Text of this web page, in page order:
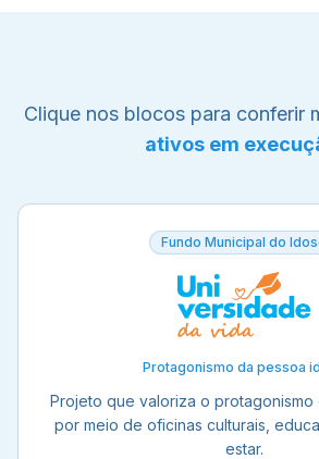
Clique nos blocos para conferir
ativos em
Fundo Municipal do
Protagonismo da pessoa
Projeto que valoriza o protagonismo
por meio de oficinas culturais,
estar.